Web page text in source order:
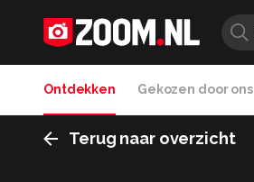
Ontdekken Gekozen door ons
Terug naar overzicht